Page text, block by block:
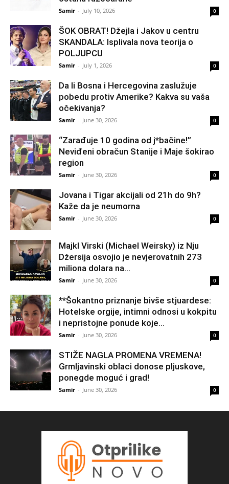
Samir - July 10, 2026 0
ŠOK OBRAT! Džejla i Jakov u centru
SKANDALA: Isplivala nova teorija o
POLJUPCU
Samir - July 1, 2026 0
Da li Bosna i Hercegovina zaslužuje
pobedu protiv Amerike? Kakva su vaša
očekivanja?
Samir - June 30, 2026 0
“Zarađuje 10 godina od j*bačine!”
Neviđeni obračun Stanije i Maje šokirao
region
Samir - June 30, 2026 0
Jovana i Tigar akcijali od 21h do 9h?
Kaže da je neumorna
Samir - June 30, 2026 0
Majkl Virski (Michael Weirsky) iz Nju
Džersija osvojio je nevjerovatnih 273
miliona dolara na...
Samir - June 30, 2026 0
**Šokantno priznanje bivše stjuardese:
Hotelske orgije, intimni odnosi u kokpitu
i nepristojne ponude koje...
Samir - June 30, 2026 0
STIŽE NAGLA PROMENA VREMENA!
Grmljavinski oblaci donose pljuskove,
ponegde moguć i grad!
Samir - June 30, 2026 0